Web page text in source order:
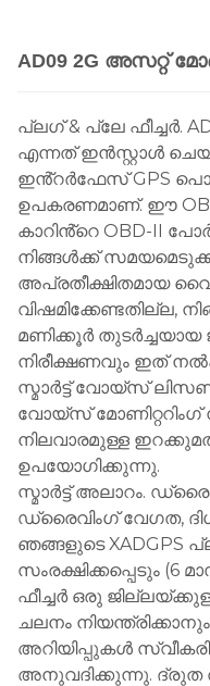
AD09 2G അസറ്റ്
പ്ലഗ് & പ്ലേ ഫീച്ചർ.
എന്നത് ഇൻസ്റ്റാൾ
ഇൻ്റർഫേസ് GPS
ഉപകരണമാണ്. ഈ OBD
കാറിൻ്റെ OBD-II
നിങ്ങൾക്ക്
അപ്രതീക്ഷിതമായ
വിഷമിക്കേണ്ടതില്ല,
മണിക്കൂർ തുടർച്ചയായ
നിരീക്ഷണവും ഇത്
സ്മാർട്ട് വോയ്സ്
വോയ്‌സ് മോണിറ്ററിംഗ്
നിലവാരമുള്ള
ഉപയോഗിക്കുന്നു.
സ്മാർട്ട് അലാറം.
ഡ്രൈവിംഗ് വേഗത,
ഞങ്ങളുടെ XADGPS
സംരക്ഷിക്കപ്പെടും (6
ഫീച്ചർ ഒരു
ചലനം
അറിയിപ്പുകൾ
അനുവദിക്കുന്നു. ദ്രുത